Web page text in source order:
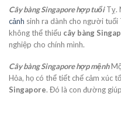
Cây bàng Singapore hợp tuổiTỵ.
cảnh sinh ra dành cho người
không thể thiếu cây bàng
nghiệp cho chính mình.
Cây bàng Singapore hợp mệnh
Hỏa, họ có thể tiết chế cảm xúc
Singapore. Đó là con đường